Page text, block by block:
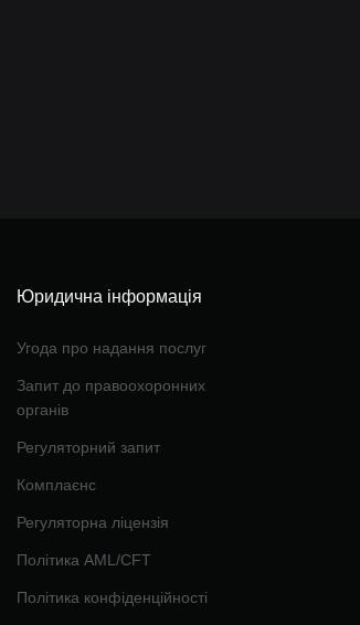
Юридична інформація
Угода про надання послуг
Запит до правоохоронних
органів
Регуляторний запит
Комплаєнс
Регуляторна ліцензія
Політика AML/CFT
Політика конфіденційності